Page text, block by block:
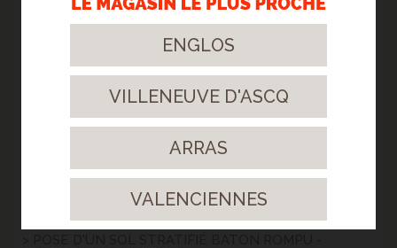
ENGLOS
VILLENEUVE D'ASCQ
ARRAS
VALENCIENNES